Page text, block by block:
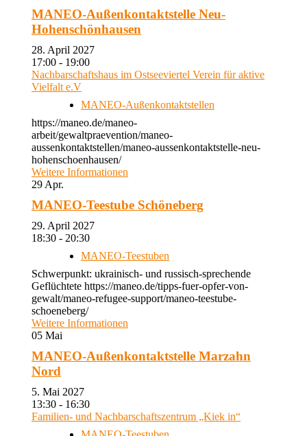
MANEO-Außenkontaktstelle Neu-
Hohenschönhausen
28. April 2027
17:00 - 19:00
Nachbarschaftshaus im Ostseeviertel Verein für aktive
Vielfalt e.V
MANEO-Außenkontaktstellen
https://maneo.de/maneo-
arbeit/gewaltpraevention/maneo-
aussenkontaktstellen/maneo-aussenkontaktstelle-neu-
hohenschoenhausen/
Weitere Informationen
29 Apr.
MANEO-Teestube Schöneberg
29. April 2027
18:30 - 20:30
MANEO-Teestuben
Schwerpunkt: ukrainisch- und russisch-sprechende
Geflüchtete https://maneo.de/tipps-fuer-opfer-von-
gewalt/maneo-refugee-support/maneo-teestube-
schoeneberg/
Weitere Informationen
05 Mai
MANEO-Außenkontaktstelle Marzahn
Nord
5. Mai 2027
13:30 - 16:30
Familien- und Nachbarschaftszentrum „Kiek in“